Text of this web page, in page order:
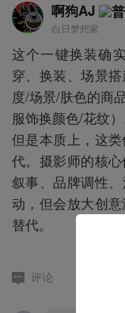
啊狗AJ
白日梦想家
这个一键换装确
穿、换装、场景
度/场景/肤色的商
服饰换颜色/花纹）
但是本质上，这
代。摄影师的核
叙事、品牌调性
动，但会放大创
替代。
评论